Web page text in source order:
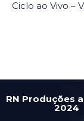
Ciclo ao Vivo –
RN Produções
2024